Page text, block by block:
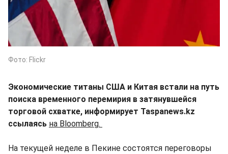
Фото: Flickr
Экономические титаны США и Китая встали на путь
поиска временного перемирия в затянувшейся
торговой схватке, информирует Taspanews.kz
ссылаясь на Bloomberg.
На текущей неделе в Пекине состоятся переговоры